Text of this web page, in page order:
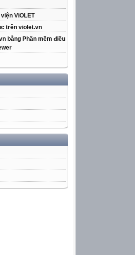
ViOLET
trên violet.vn
bằng Phần mềm điều